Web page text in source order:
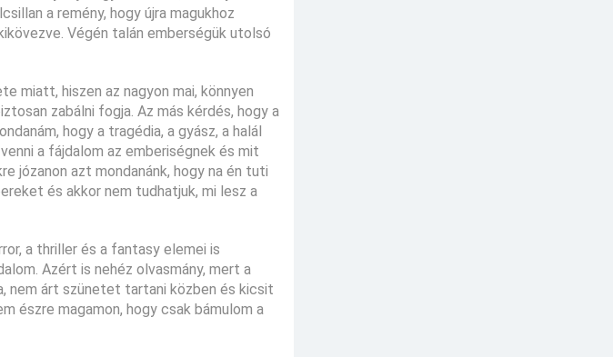
a remény, hogy újra magukhoz
Végén talán emberségük utolsó
miatt, hiszen az nagyon mai, könnyen
zabálni fogja. Az más kérdés, hogy a
hogy a tragédia, a gyász, a halál
a fájdalom az emberiségnek és mit
józanon azt mondanánk, hogy na én tuti
és akkor nem tudhatjuk, mi lesz a
a thriller és a fantasy elemei is
Azért is nehéz olvasmány, mert a
nem árt szünetet tartani közben és kicsit
észre magamon, hogy csak bámulom a